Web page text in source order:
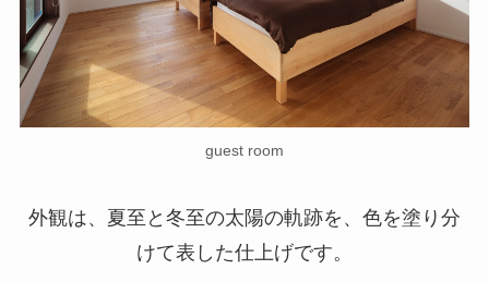
guest room
外観は、夏至と冬至の太陽の軌跡を、色を塗り分
けて表した仕上げです。